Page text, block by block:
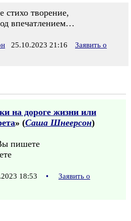
стихо творение,
впечатлением…
25.10.2023 21:16
Заявить о
на дороге жизни или
» (Саша Шнеерсон)
пишете
18:53 •
Заявить о